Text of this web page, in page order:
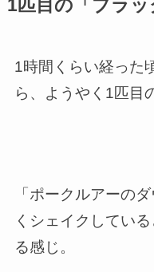
1匹目の「ブラ
1時間くらい経った
ら、ようやく1匹目
「ポークルアーの
くシェイクしてい
る感じ。